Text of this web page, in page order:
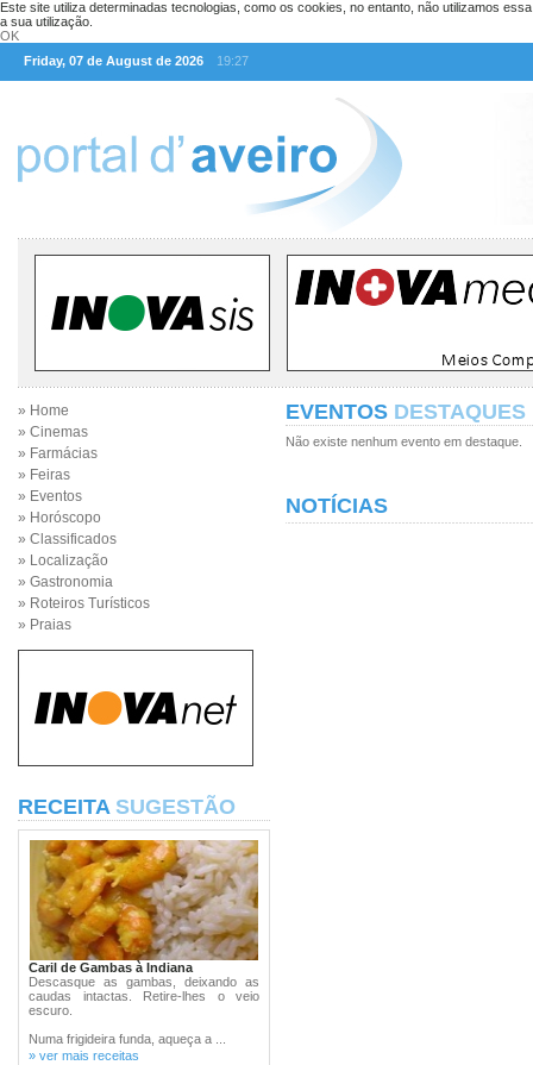
Este site utiliza determinadas tecnologias, como os cookies, no entanto, não utilizamos
a sua utilização.
OK
Friday, 07 de August de 2026
19:27
» Home
» Cinemas
» Farmácias
» Feiras
» Eventos
» Horóscopo
» Classificados
» Localização
» Gastronomia
» Roteiros Turísticos
» Praias
RECEITA SUGESTÃO
Caril de Gambas à Indiana
Descasque as gambas, deixando as
caudas intactas. Retire-lhes o veio
escuro.
Numa frigideira funda, aqueça a ...
» ver mais receitas
EVENTOS DESTAQUES
Não existe nenhum evento em destaque.
NOTÍCIAS